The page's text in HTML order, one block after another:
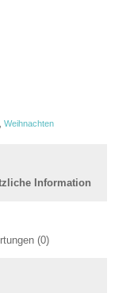
Weihnachten